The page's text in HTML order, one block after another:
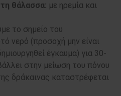
θάλασσα: με ηρεμία και
το σημείο του
νερό (προσοχή μην είναι
έγκαυμα) για 30-
στην μείωση του πόνου
δράκαινας καταστρέφεται